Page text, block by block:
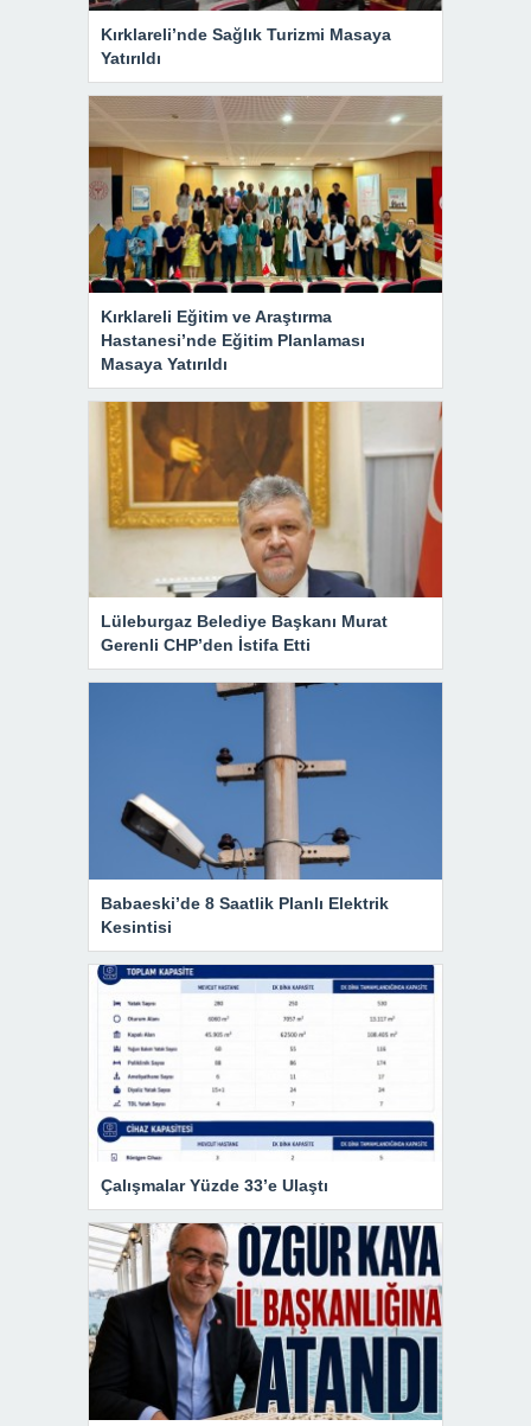
Kırklareli’nde Sağlık Turizmi Masaya
Yatırıldı
Kırklareli Eğitim ve Araştırma
Hastanesi’nde Eğitim Planlaması
Masaya Yatırıldı
Lüleburgaz Belediye Başkanı Murat
Gerenli CHP’den İstifa Etti
Babaeski’de 8 Saatlik Planlı Elektrik
Kesintisi
Çalışmalar Yüzde 33’e Ulaştı